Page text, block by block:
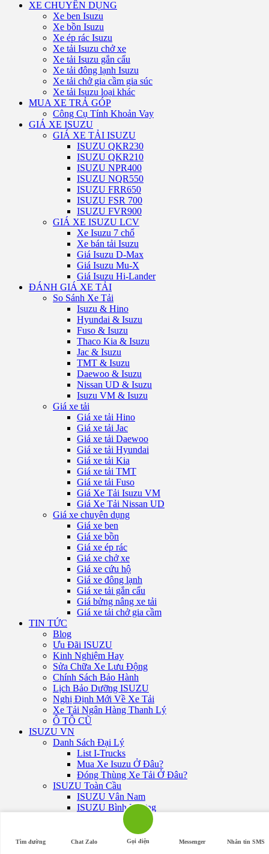
XE CHUYÊN DỤNG
Xe ben Isuzu
Xe bồn Isuzu
Xe ép rác Isuzu
Xe tải Isuzu chở xe
Xe tải Isuzu gắn cẩu
Xe tải đông lạnh Isuzu
Xe tải chở gia cầm gia súc
Xe tải Isuzu loại khác
MUA XE TRẢ GÓP
Công Cụ Tính Khoản Vay
GIÁ XE ISUZU
GIÁ XE TẢI ISUZU
ISUZU QKR230
ISUZU QKR210
ISUZU NPR400
ISUZU NQR550
ISUZU FRR650
ISUZU FSR 700
ISUZU FVR900
GIÁ XE ISUZU LCV
Xe Isuzu 7 chổ
Xe bán tải Isuzu
Giá Isuzu D-Max
Giá Isuzu Mu-X
Giá Isuzu Hi-Lander
ĐÁNH GIÁ XE TẢI
So Sánh Xe Tải
Isuzu & Hino
Hyundai & Isuzu
Fuso & Isuzu
Thaco Kia & Isuzu
Jac & Isuzu
TMT & Isuzu
Daewoo & Isuzu
Nissan UD & Isuzu
Isuzu VM & Isuzu
Giá xe tải
Giá xe tải Hino
Giá xe tải Jac
Giá xe tải Daewoo
Giá xe tải Hyundai
Giá xe tải Kia
Giá xe tải TMT
Giá xe tải Fuso
Giá Xe Tải Isuzu VM
Giá Xe Tải Nissan UD
Giá xe chuyên dụng
Giá xe ben
Giá xe bồn
Giá xe ép rác
Giá xe chở xe
Giá xe cứu hộ
Giá xe đông lạnh
Giá xe tải gắn cẩu
Giá bửng nâng xe tải
Giá xe tải chở gia cầm
TIN TỨC
Blog
Ưu Đãi ISUZU
Kinh Nghiệm Hay
Sửa Chữa Xe Lưu Động
Chính Sách Bảo Hành
Lịch Bảo Dưỡng ISUZU
Nghị Định Mới Về Xe Tải
Xe Tải Ngân Hàng Thanh Lý
Ô TÔ CŨ
ISUZU VN
Danh Sách Đại Lý
List I-Trucks
Mua Xe Isuzu Ở Đâu?
Đóng Thùng Xe Tải Ở Đâu?
ISUZU Toàn Cầu
ISUZU Vân Nam
ISUZU Bình Dương
ISUZU TP. Hồ Chí Minh
Sơ đồ trang
Tìm đường Chat Zalo Gọi điện Messenger Nhắn tin SMS